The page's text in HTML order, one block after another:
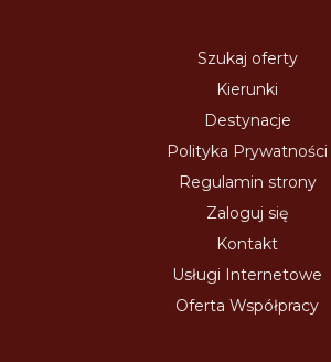
Szukaj oferty
Kierunki
Destynacje
Polityka Prywatności
Regulamin strony
Zaloguj się
Kontakt
Usługi Internetowe
Oferta Współpracy